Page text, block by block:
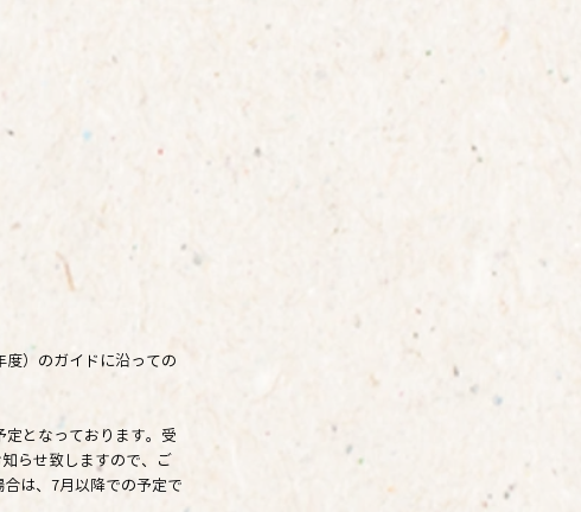
）のガイドに沿っての
となっております。受
らせ致しますので、ご
は、7月以降での予定で